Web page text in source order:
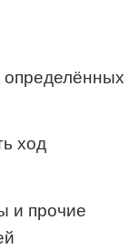
определённых
ход
и прочие